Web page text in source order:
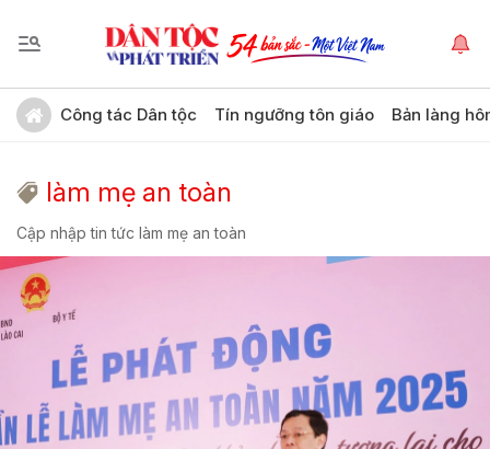
Công tác Dân tộc Tín ngưỡng tôn giáo Bản làng
làm mẹ an toàn
Cập nhập tin tức làm mẹ an toàn